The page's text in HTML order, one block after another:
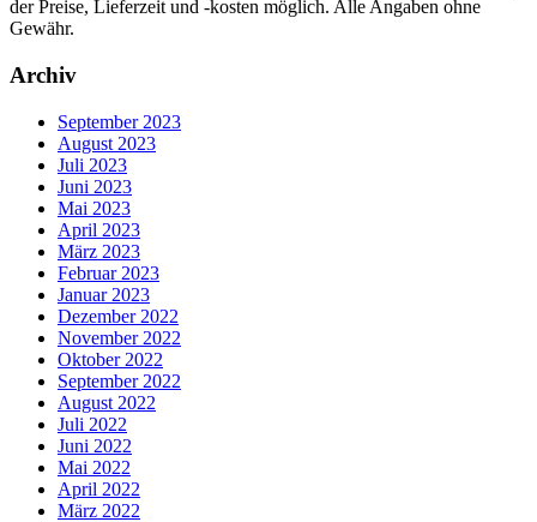
der Preise, Lieferzeit und -kosten möglich. Alle Angaben ohne
Gewähr.
Archiv
September 2023
August 2023
Juli 2023
Juni 2023
Mai 2023
April 2023
März 2023
Februar 2023
Januar 2023
Dezember 2022
November 2022
Oktober 2022
September 2022
August 2022
Juli 2022
Juni 2022
Mai 2022
April 2022
März 2022